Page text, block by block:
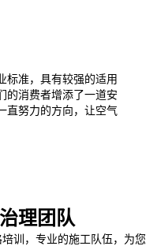
标准，具有较强的适用
的消费者增添了一道安
直努力的方向，让空气
理团队
训，专业的施工队伍，为您